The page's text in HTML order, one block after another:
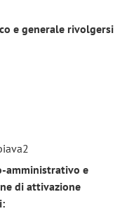
e generale rivolgersi
amministrativo e
di attivazione